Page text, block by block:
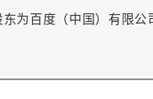
为百度（中国）有限公